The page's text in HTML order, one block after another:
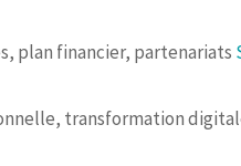
plan financier, partenariats
transformation